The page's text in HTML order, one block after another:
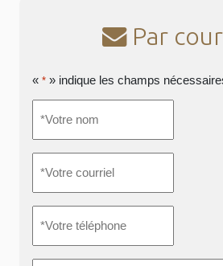
Par
« * » indique les champs
nom*
courriel*
téléphone *